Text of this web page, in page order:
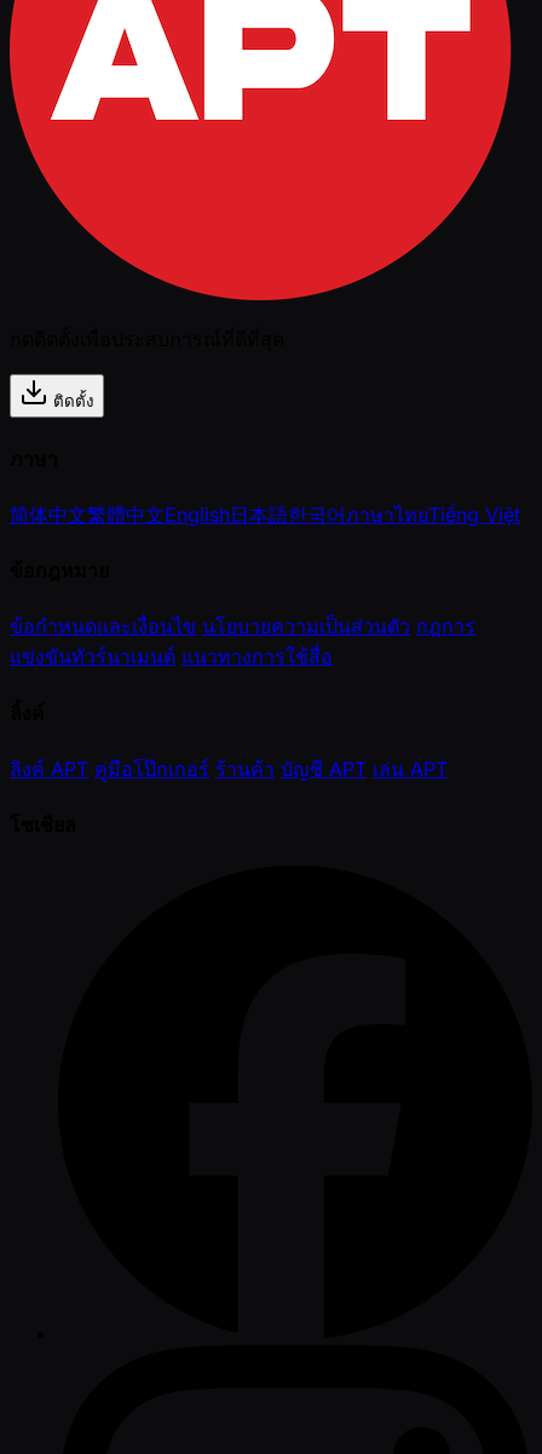
ติดตั้ง
简体中文繁體中文English日本語한국어ภาษาไทยTiếng Việt
ข้อกำหนดและเงื่อนไข นโยบายความเป็นส่วนตัว กฎการ
แข่งขันทัวร์นาเมนต์ แนวทางการใช้สื่อ
ลิงค์ APT คู่มือโป๊กเกอร์ ร้านค้า บัญชี APT เล่น APT